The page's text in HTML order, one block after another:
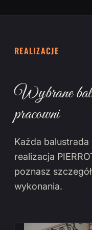
REALIZACJE
Wybrane
pracowni
Każda
realizacja
poznasz
wykonania.